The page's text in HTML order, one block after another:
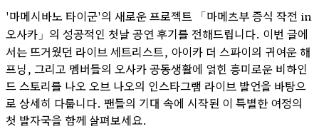
'마메시바노 타이군'의 새로운 프로젝트 「마메츠부 증식 작전 in
오사카」의 성공적인 첫날 공연 후기를 전해드립니다. 이번 글에
서는 뜨거웠던 라이브 세트리스트, 아이카 더 스파이의 귀여운 해
프닝, 그리고 멤버들의 오사카 공동생활에 얽힌 흥미로운 비하인
드 스토리를 나오 오브 나오의 인스타그램 라이브 발언을 바탕으
로 상세히 다룹니다. 팬들의 기대 속에 시작된 이 특별한 여정의
첫 발자국을 함께 살펴보세요.